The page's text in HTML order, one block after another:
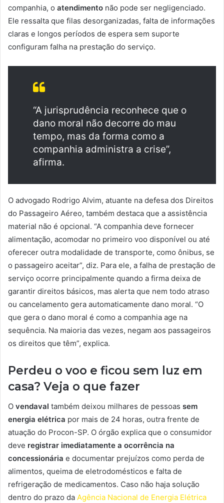
companhia, o atendimento não pode ser negligenciado.
Ele ressalta que filas desorganizadas, falta de informações
claras e longos períodos de espera sem suporte
configuram falha na prestação do serviço.
“A jurisprudência reconhece que o
dano moral não decorre do mau
tempo, mas da forma como a
companhia administra a crise”,
afirma.
O advogado Rodrigo Alvim, atuante na defesa dos Direitos
do Passageiro Aéreo, também destaca que a assistência
material não é opcional. “A companhia deve fornecer
alimentação, acomodar no primeiro voo disponível ou até
oferecer outra modalidade de transporte, como ônibus, se
o passageiro aceitar”, diz. Para ele, a falha de prestação de
serviço ocorre principalmente quando a firma deixa de
garantir direitos básicos, mas alerta que nem todo atraso
ou cancelamento gera automaticamente dano moral. “O
que gera o dano moral é como a companhia age na
sequência. Na maioria das vezes, negam aos passageiros
os direitos que têm”, explica.
Perdeu o voo e ficou sem luz em
casa? Veja o que fazer
O vendaval também deixou milhares de pessoas sem
energia elétrica por mais de 24 horas, outra frente de
atuação do Procon-SP. O órgão explica que o consumidor
deve registrar imediatamente a ocorrência na
concessionária e documentar prejuízos como perda de
alimentos, queima de eletrodomésticos e falta de
refrigeração de medicamentos. Caso não haja solução
dentro do prazo da Agência Nacional de Energia Elétrica